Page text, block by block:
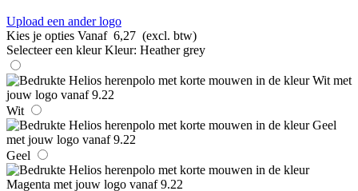
Upload een ander logo
Kies je opties Vanaf 6,27 (excl. btw)
Selecteer een kleur Kleur: Heather grey
Wit
Geel